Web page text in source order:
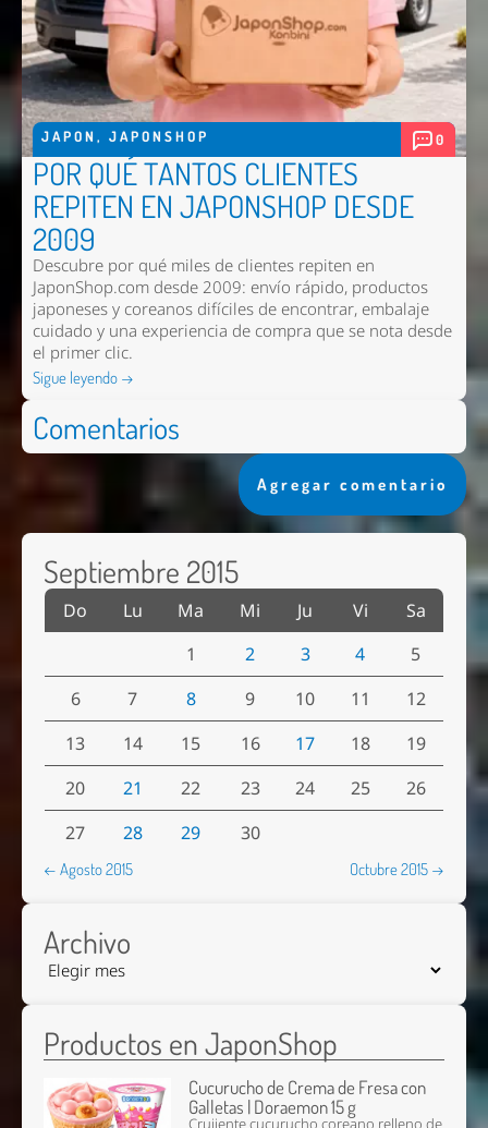
JAPON , JAPONSHOP 0
POR QUÉ TANTOS CLIENTES
REPITEN EN JAPONSHOP DESDE
2009
Descubre por qué miles de clientes repiten en
JaponShop.com desde 2009: envío rápido, productos
japoneses y coreanos difíciles de encontrar, embalaje
cuidado y una experiencia de compra que se nota desde
el primer clic.
Sigue leyendo →
Comentarios
Agregar comentario
Septiembre 2015
Do Lu Ma Mi Ju Vi
Sa
1
2 3 4
5
6
7 8 9 10 11
12
13
14 15 16 17 18
19
20
21 22 23 24 25
26
27
28 29 30
← Agosto 2015 Octubre 2015 →
Archivo
Productos en JaponShop
Cucurucho de Crema de Fresa con
Galletas | Doraemon 15 g